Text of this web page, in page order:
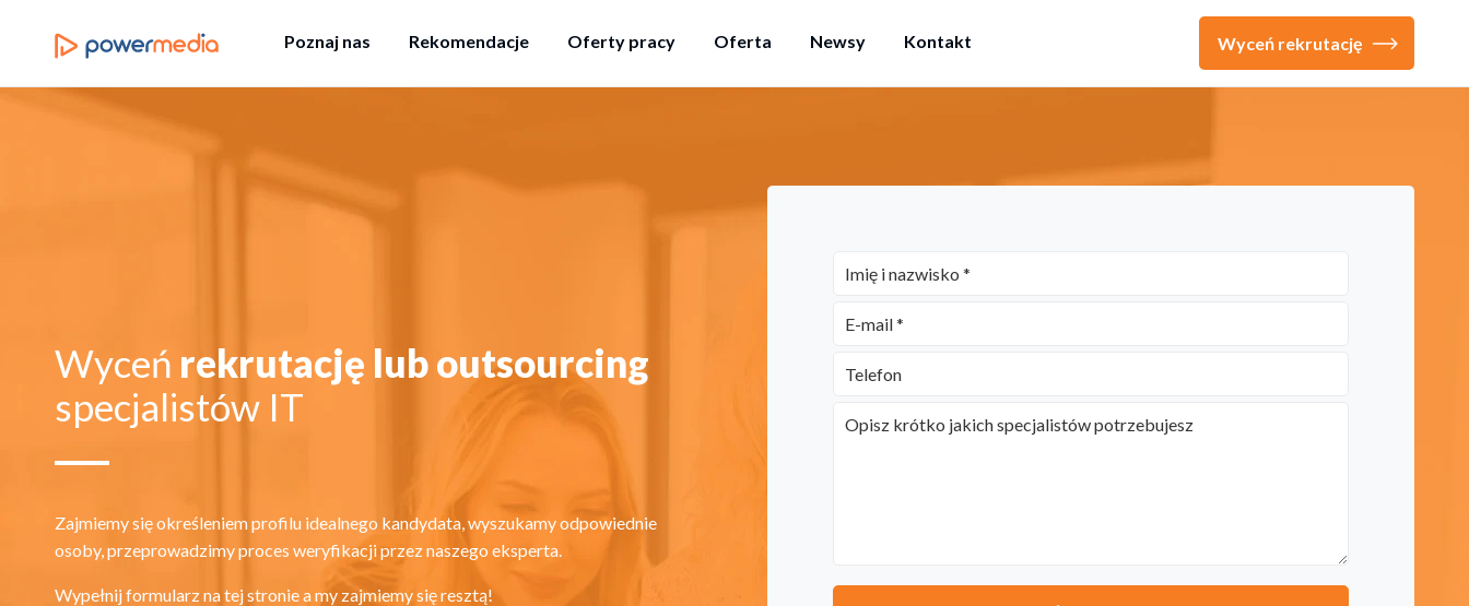
Poznaj nas Rekomendacje Oferty pracy Oferta Newsy Kontakt Wyceń rekrutację
Wyceń rekrutację lub outsourcing
specjalistów IT
Zajmiemy się określeniem profilu idealnego kandydata, wyszukamy odpowiednie
osoby, przeprowadzimy proces weryfikacji przez naszego eksperta.
Wypełnij formularz na tej stronie a my zajmiemy się resztą!